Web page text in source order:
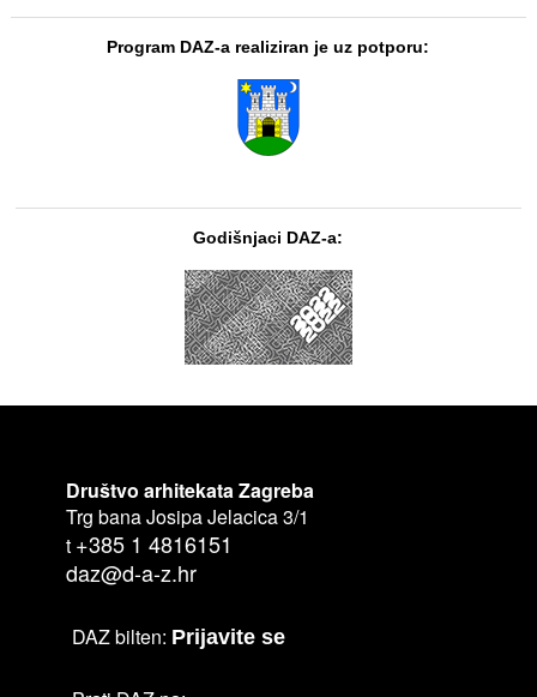
Program DAZ-a realiziran je uz potporu:
Godišnjaci DAZ-a:
Društvo arhitekata Zagreba
Trg bana Josipa Jelacica 3/1
t +385 1 4816151
daz@d-a-z.hr
DAZ bilten: Prijavite se